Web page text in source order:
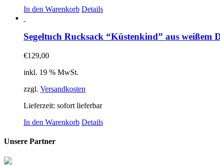
In den Warenkorb Details
Segeltuch Rucksack “Küstenkind” aus weißem
€129,00
inkl. 19 % MwSt.
zzgl. Versandkosten
Lieferzeit: sofort lieferbar
In den Warenkorb Details
Unsere Partner